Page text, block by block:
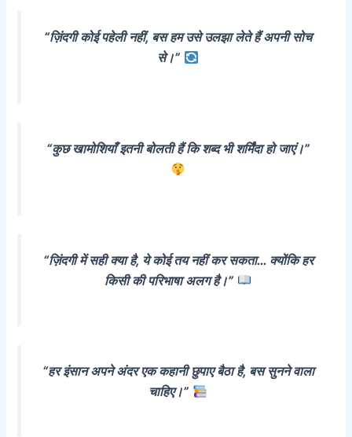
“ज़िंदगी कोई पहेली नहीं, बस हम उसे उलझा लेते हैं अपनी सोच
से।”
“कुछ खामोशियाँ इतनी बोलती हैं कि शब्द भी शर्मिंदा हो जाएं।”
“ज़िंदगी में सही क्या है, ये कोई तय नहीं कर सकता… क्योंकि हर
किसी की परिभाषा अलग है।”
“हर इंसान अपने अंदर एक कहानी छुपाए बैठा है, बस सुनने वाला
चाहिए।”